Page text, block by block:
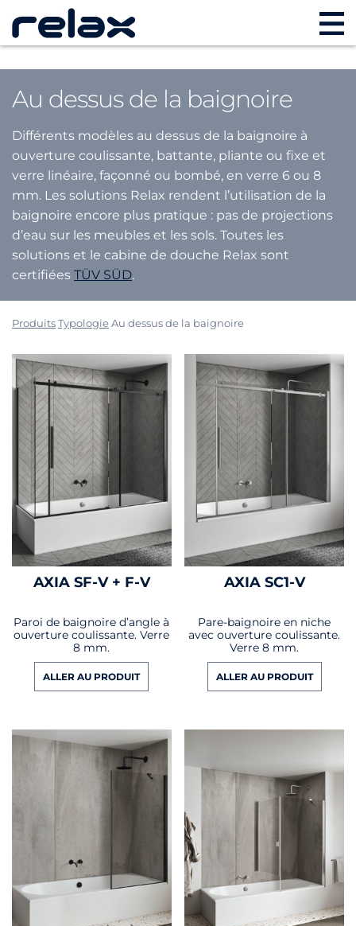
Au dessus de la baignoire
Différents modèles au dessus de la baignoire à
ouverture coulissante, battante, pliante ou fixe et
verre linéaire, façonné ou bombé, en verre 6 ou 8
mm. Les solutions Relax rendent l’utilisation de la
baignoire encore plus pratique : pas de projections
d’eau sur les meubles et les sols. Toutes les
solutions et le cabine de douche Relax sont
certifiées TÜV SÜD.
ProduitsTypologieAu dessus de la baignoire
AXIA SF-V + F-V
Paroi de baignoire d’angle à
ouverture coulissante. Verre
8 mm.
ALLER AU PRODUIT
AXIA SC1-V
Pare-baignoire en niche
avec ouverture coulissante.
Verre 8 mm.
ALLER AU PRODUIT